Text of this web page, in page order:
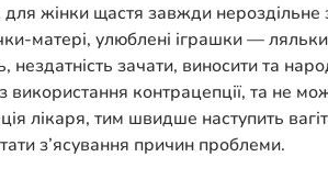
жінки щастя завжди
матері, улюблені іграшки —
зачати, виносити та
контрацепції, та не
лікаря, тим швидше наступить
з’ясування причин проблеми.